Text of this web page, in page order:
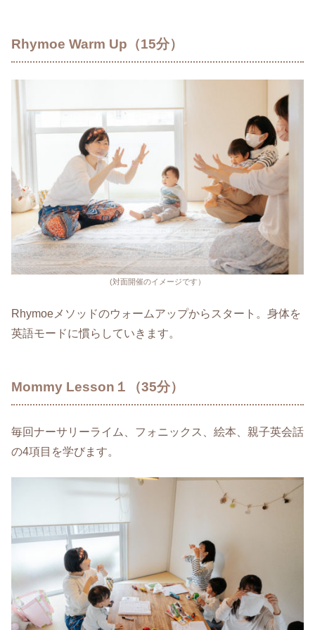
Rhymoe Warm Up（15分）
(対面開催のイメージです）
Rhymoeメソッドのウォームアップからスタート。身体を
英語モードに慣らしていきます。
Mommy Lesson１（35分）
毎回ナーサリーライム、フォニックス、絵本、親子英会話
の4項目を学びます。